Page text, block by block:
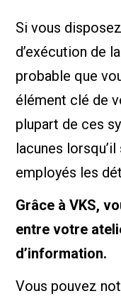
Si vous
d’exécution de
probable que
élément clé de
plupart de ces
lacunes
employés les
Grâce à VKS,
entre votre
d’information.
Vous pouvez